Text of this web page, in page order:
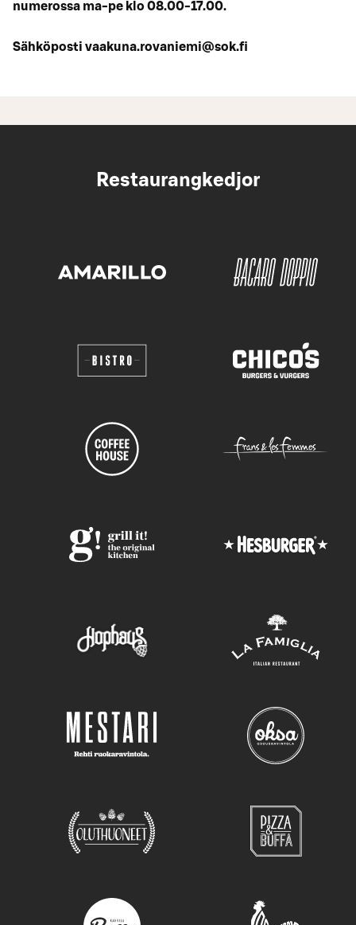
numerossa ma-pe klo 08.00-17.00.
Sähköposti vaakuna.rovaniemi@sok.fi
Restaurangkedjor